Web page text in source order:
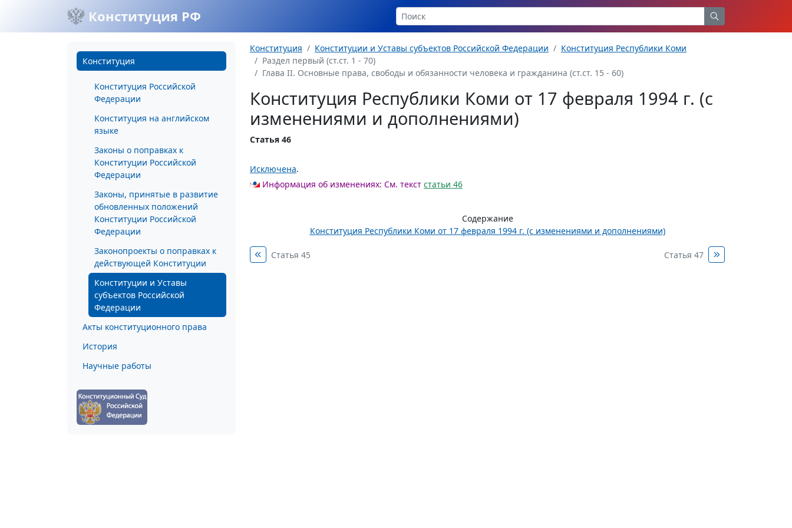
Конституция РФ
Конституция
Конституция Российской
Федерации
Конституция на английском
языке
Законы о поправках к
Конституции Российской
Федерации
Законы, принятые в развитие
обновленных положений
Конституции Российской
Федерации
Законопроекты о поправках к
действующей Конституции
Конституции и Уставы
субъектов Российской
Федерации
Акты конституционного права
История
Научные работы
Конституция Конституции и Уставы субъектов Российской Федерации
Конституция Республики Коми
Раздел первый (ст.ст. 1 - 70)
Глава II. Основные права, свободы и обязанности человека и гражданина (ст.ст. 15 - 60)
Конституция Республики Коми от 17 февраля 1994 г. (с
изменениями и дополнениями)
Статья 46
Исключена.
Информация об изменениях: См. текст статьи 46
Содержание
Конституция Республики Коми от 17 февраля 1994 г. (с изменениями и дополнениями)
Статья 45 Статья 47